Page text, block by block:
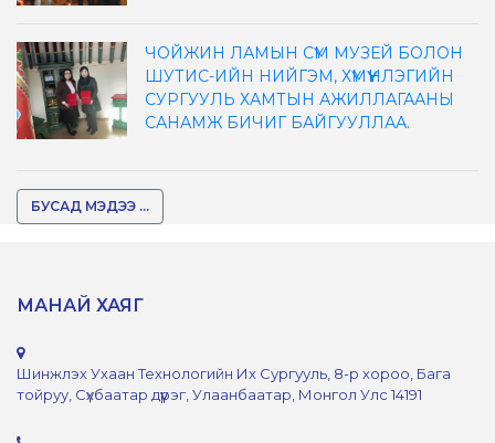
ЧОЙЖИН ЛАМЫН СҮМ МУЗЕЙ БОЛОН
ШУТИС-ИЙН НИЙГЭМ, ХҮМҮҮНЛЭГИЙН
СУРГУУЛЬ ХАМТЫН АЖИЛЛАГААНЫ
САНАМЖ БИЧИГ БАЙГУУЛЛАА.
БУСАД МЭДЭЭ ...
МАНАЙ ХАЯГ
Шинжлэх Ухаан Технологийн Их Сургууль, 8-р хороо, Бага
тойруу, Сүхбаатар дүүрэг, Улаанбаатар, Монгол Улс 14191